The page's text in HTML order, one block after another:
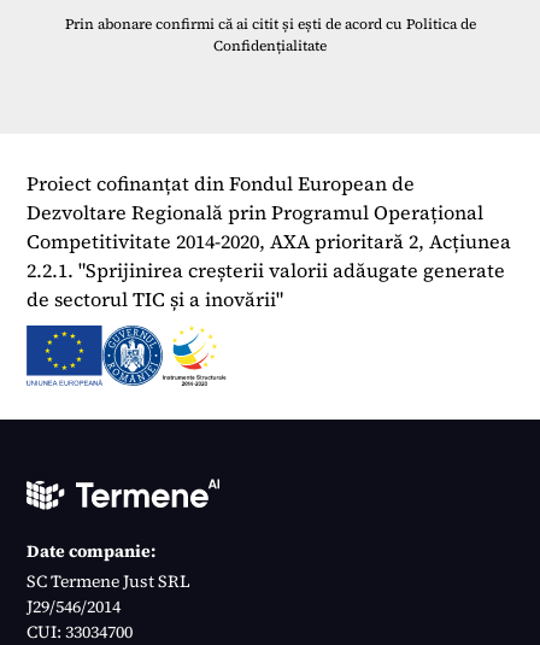
Prin abonare confirmi că ai citit și ești de acord cu Politica de
Confidențialitate
Proiect cofinanțat din Fondul European de
Dezvoltare Regională prin Programul Operațional
Competitivitate 2014-2020, AXA prioritară 2, Acțiunea
2.2.1. "Sprijinirea creșterii valorii adăugate generate
de sectorul TIC și a inovării"
Date companie:
SC Termene Just SRL
J29/546/2014
CUI: 33034700